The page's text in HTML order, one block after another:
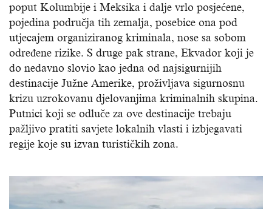
poput Kolumbije i Meksika i dalje vrlo posjećene,
pojedina područja tih zemalja, posebice ona pod
utjecajem organiziranog kriminala, nose sa sobom
određene rizike. S druge pak strane, Ekvador koji je
do nedavno slovio kao jedna od najsigurnijih
destinacije Južne Amerike, proživljava sigurnosnu
krizu uzrokovanu djelovanjima kriminalnih skupina.
Putnici koji se odluče za ove destinacije trebaju
pažljivo pratiti savjete lokalnih vlasti i izbjegavati
regije koje su izvan turističkih zona.